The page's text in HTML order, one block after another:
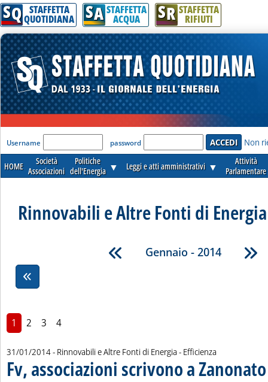
SQ STAFFETTA
QUOTIDIANA SA STAFFETTA
ACQUA SR STAFFETTA
RIFIUTI
'Modulo Login per accedere'
Username password Non
HOME
Società
Associazioni
Politiche
dell'Energia ▼ Leggi e atti amministrativi ▼
Attività
Parlamentare
Rinnovabili e Altre Fonti di
Gennaio - 2014
1 2 3 4
31/01/2014- Rinnovabili e Altre Fonti di Energia - Efficienza
Fv, associazioni scrivono a Zanonato